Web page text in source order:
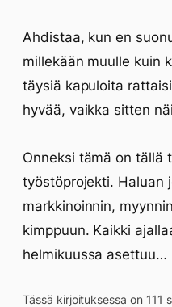
Ahdistaa, kun en
millekään muulle kuin
täysiä kapuloita
hyvää, vaikka sitten
Onneksi tämä on tällä
työstöprojekti. Haluan
markkinoinnin,
kimppuun. Kaikki
helmikuussa asettuu…
Tässä kirjoituksessa on 111